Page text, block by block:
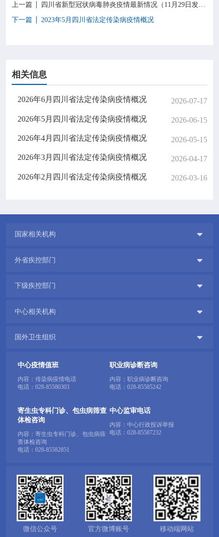
上一篇
四川省新型冠状病毒肺炎疫情最新情况（11月29日发布）
下一篇
2023年5月四川省法定传染病疫情概况
相关信息
2026年6月四川省法定传染病疫情概况 2026-07-17
2026年5月四川省法定传染病疫情概况 2026-06-15
2026年4月四川省法定传染病疫情概况 2026-05-15
2026年3月四川省法定传染病疫情概况 2026-04-17
2026年2月四川省法定传染病疫情概况 2026-03-16
国家相关机构 
外省疾控部门 
下级疾控部门 
中心相关机构 
国外卫生组织 
中心疫情值班
内容：传染病疫情电话
电话： 028-85580303
职业病诊断咨询
内容：职业病诊断咨询
电话： 028-85585242
寄生虫专科门诊、包虫病筛查
体检咨询
内容：寄生虫专科门诊、包虫病筛
查体检咨询
电话： 028-85582851
中心监审电话
内容：中心行政投诉举报
电话： 028-85587232
微信公众号 官方微博账号 移动端网站